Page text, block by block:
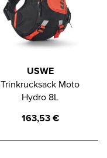
USWE
Trinkrucksack Moto
Hydro 8L
163,53€